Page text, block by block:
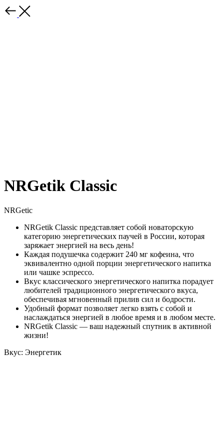
NRGetik Classic
NRGetic
NRGetik Classic представляет собой новаторскую
категорию энергетических паучей в России, которая
заряжает энергией на весь день!
Каждая подушечка содержит 240 мг кофеина, что
эквивалентно одной порции энергетического напитка
или чашке эспрессо.
Вкус классического энергетического напитка порадует
любителей традиционного энергетического вкуса,
обеспечивая мгновенный прилив сил и бодрости.
Удобный формат позволяет легко взять с собой и
наслаждаться энергией в любое время и в любом месте.
NRGetik Classic — ваш надежный спутник в активной
жизни!
Вкус: Энергетик